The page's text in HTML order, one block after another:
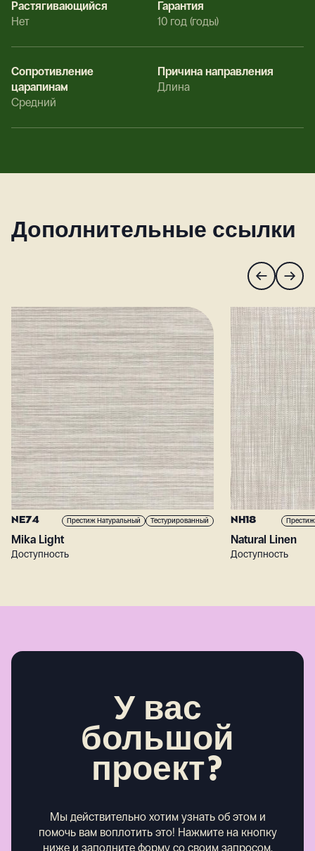
Растягивающийся
Нет
Гарантия
10 год (годы)
Сопротивление
царапинам
Средний
Причина направления
Длина
Дополнительные ссылки
NE74 Престиж Натуральный Тестурированный
Mika Light
Доступность
NH18
Natural Linen
Доступность
У вас
большой
проект?
Мы действительно хотим узнать об этом и
помочь вам воплотить это! Нажмите на кнопку
ниже и заполните форму со своим запросом.